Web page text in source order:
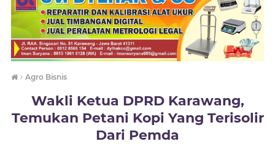
› Agro Bisnis
Wakli Ketua DPRD Karawang,
Temukan Petani Kopi Yang Terisolir
Dari Pemda